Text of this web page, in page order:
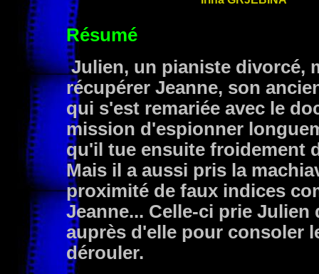
Résumé
Julien, un pianiste divorcé,
récupérer Jeanne, son
qui s'est remariée avec le
mission d'espionner
qu'il tue ensuite froidement
Mais il a aussi pris la
proximité de faux indices
Jeanne... Celle-ci prie
auprès d'elle pour consoler
dérouler.